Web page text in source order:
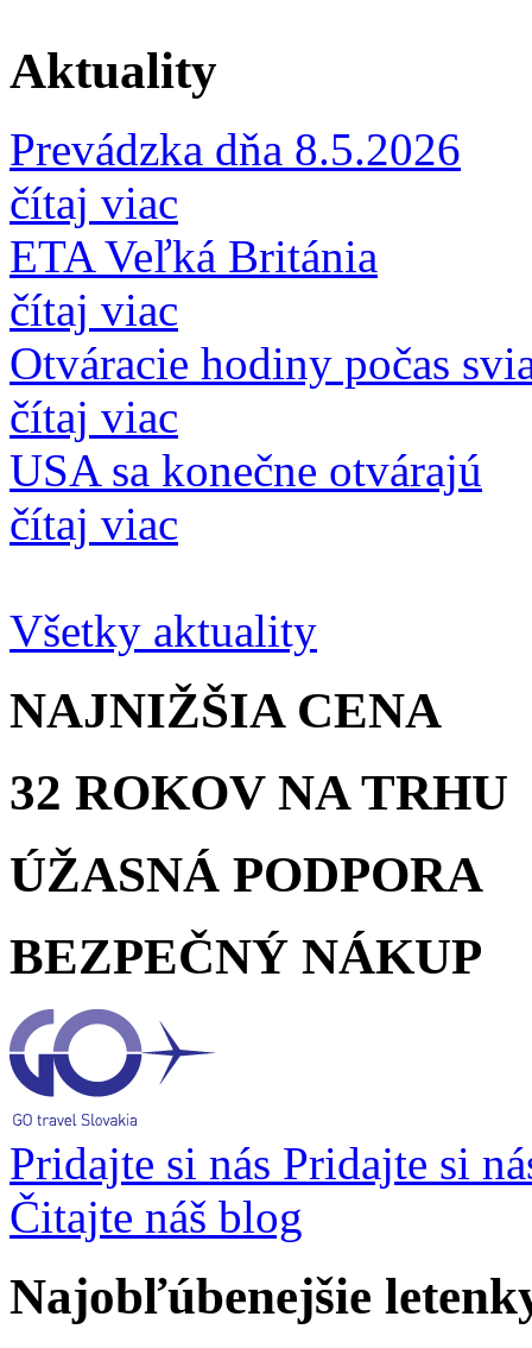
Aktuality
Prevádzka dňa 8.5.2026
čítaj viac
ETA Veľká Británia
čítaj viac
Otváracie hodiny počas
čítaj viac
USA sa konečne otvárajú
čítaj viac
Všetky aktuality
NAJNIŽŠIA CENA
32 ROKOV NA TRHU
ÚŽASNÁ PODPORA
BEZPEČNÝ NÁKUP
Pridajte si nás Pridajte si
Čitajte náš blog
Najobľúbenejšie